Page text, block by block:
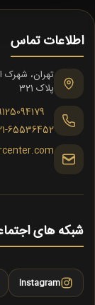
اطلاعات تماس
پلاک 321
65536452
شبکه های
Instagram